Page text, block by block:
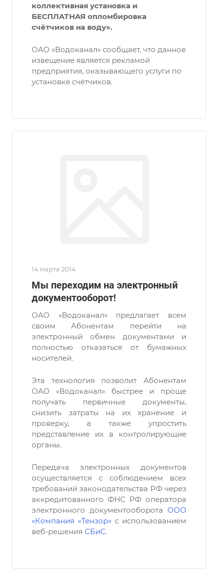
коллективная установка и
БЕСПЛАТНАЯ опломбировка
счётчиков на воду».
ОАО «Водоканал» сообщает, что данное
извещение является рекламой
предприятия, оказывающего услуги по
установке счётчиков.
14 марта 2014
Мы переходим на электронный
документооборот!
ОАО «Водоканал» предлагает всем
своим Абонентам перейти на
электронный обмен документами и
полностью отказаться от бумажных
носителей.
Эта технология позволит Абонентам
ОАО «Водоканал» быстрее и проще
получать первичные документы,
снизить затраты на их хранение и
проверку, а также упростить
представление их в контролирующие
органы.
Передача электронных документов
осуществляется с соблюдением всех
требований законодательства РФ через
аккредитованного ФНС РФ оператора
электронного документооборота ООО
«Компания «Тензор» с использованием
веб-решения СБиС.